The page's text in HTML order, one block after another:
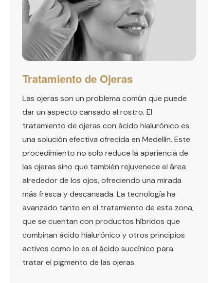
Tratamiento de Ojeras
Las ojeras son un problema común que puede
dar un aspecto cansado al rostro. El
tratamiento de ojeras con ácido hialurónico es
una solución efectiva ofrecida en Medellín. Este
procedimiento no solo reduce la apariencia de
las ojeras sino que también rejuvenece el área
alrededor de los ojos, ofreciendo una mirada
más fresca y descansada. La tecnología ha
avanzado tanto en el tratamiento de esta zona,
que se cuentan con productos híbridos que
combinan ácido hialurónico y otros principios
activos como lo es el ácido succínico para
tratar el pigmento de las ojeras.